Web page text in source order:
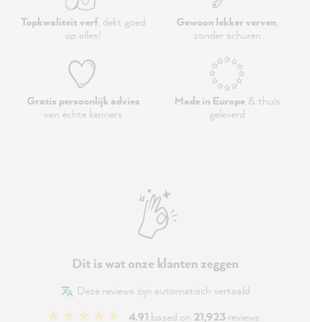
Topkwaliteit verf, dekt goed
op alles!
Gewoon lekker verven,
zonder schuren
Gratis persoonlijk advies
van échte kenners
Made in Europe& thuis
geleverd
Dit is wat onze klanten zeggen
Deze reviews zijn automatisch vertaald
4.91 based on 21,923reviews